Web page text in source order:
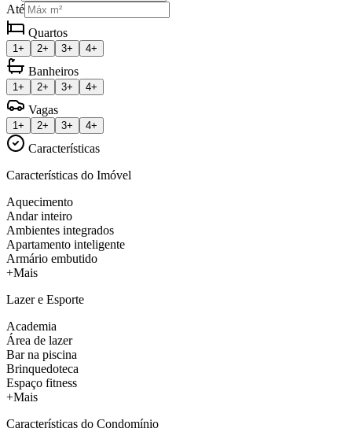
Até
Quartos
1+ 2+ 3+ 4+
Banheiros
1+ 2+ 3+ 4+
Vagas
1+ 2+ 3+ 4+
Características
Características do Imóvel
Aquecimento
Andar inteiro
Ambientes integrados
Apartamento inteligente
Armário embutido
+Mais
Lazer e Esporte
Academia
Área de lazer
Bar na piscina
Brinquedoteca
Espaço fitness
+Mais
Características do Condomínio